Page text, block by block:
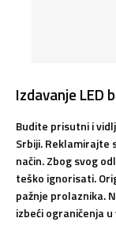
Izdavanje LED
Budite prisutni i
Srbiji. Reklamirajte
način. Zbog svog
teško ignorisati.
pažnje prolaznika.
izbeći ograničenja